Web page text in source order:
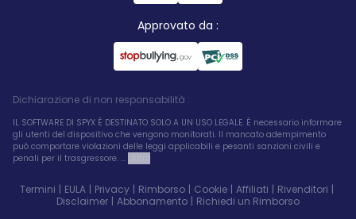
Approvato da :
Dichiarazione di non responsabilità :
IL SOFTWARE DI SPYX È DESTINATO SOLO A UN USO LEGALE. È necessario informare
gli utenti del dispositivo che vengono monitorati. Il mancato adempimento
può comportare violazioni delle leggi applicabili e pesanti sanzioni civili e
penali per il trasgressore. ...
Termini | EULA | Privacy | Rimborso | Cookie | Affiliati | Rivenditori |
Disclaimer | Abbonamento | Richiedi un Rimborso